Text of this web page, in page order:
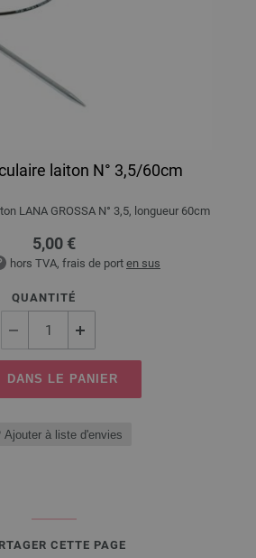
laiton N° 3,5/60cm
LANA GROSSA N° 3,5, longueur 60cm
5,00 €
hors TVA, frais de port en sus
QUANTITÉ
DANS LE PANIER
Ajouter à liste d'envies
CETTE PAGE